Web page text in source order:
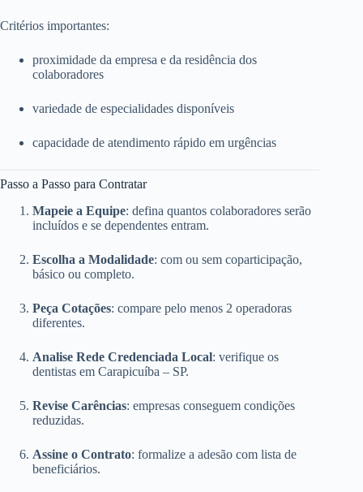
Critérios importantes:
proximidade da empresa e da residência dos
colaboradores
variedade de especialidades disponíveis
capacidade de atendimento rápido em urgências
Passo a Passo para Contratar
Mapeie a Equipe: defina quantos colaboradores serão
incluídos e se dependentes entram.
Escolha a Modalidade: com ou sem coparticipação,
básico ou completo.
Peça Cotações: compare pelo menos 2 operadoras
diferentes.
Analise Rede Credenciada Local: verifique os
dentistas em Carapicuíba – SP.
Revise Carências: empresas conseguem condições
reduzidas.
Assine o Contrato: formalize a adesão com lista de
beneficiários.